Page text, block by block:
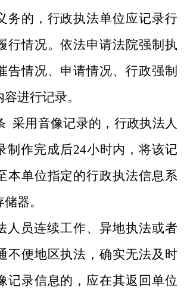
务的，行政执法单位应记录行
行情况。依法申请法院强制执
告情况、申请情况、行政强制
进行记录。
采用音像记录的，行政执法人
制作完成后24小时内，将该记
本单位指定的行政执法信息系
器。
人员连续工作、异地执法或者
不便地区执法，确实无法及时
记录信息的，应在其返回单位